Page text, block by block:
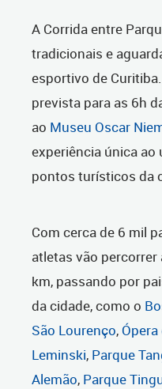
A Corrida entre
tradicionais e
esportivo de
prevista para as 6h
ao Museu Oscar
experiência única ao
pontos turísticos da
Com cerca de 6 mil
atletas vão
km, passando por
da cidade, como o
São Lourenço,
Leminski, Parque
Alemão, Parque